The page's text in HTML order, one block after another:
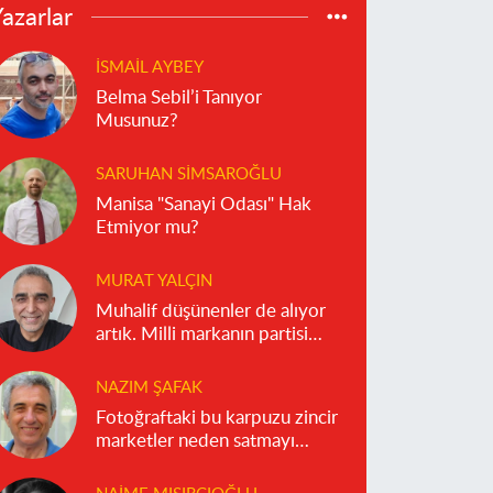
İSMAIL AYBEY
Belma Sebil’i Tanıyor
Musunuz?
SARUHAN SIMSAROĞLU
Manisa "Sanayi Odası" Hak
Etmiyor mu?
MURAT YALÇIN
Muhalif düşünenler de alıyor
artık. Milli markanın partisi
NAZIM ŞAFAK
Fotoğraftaki bu karpuzu zincir
marketler neden satmayı